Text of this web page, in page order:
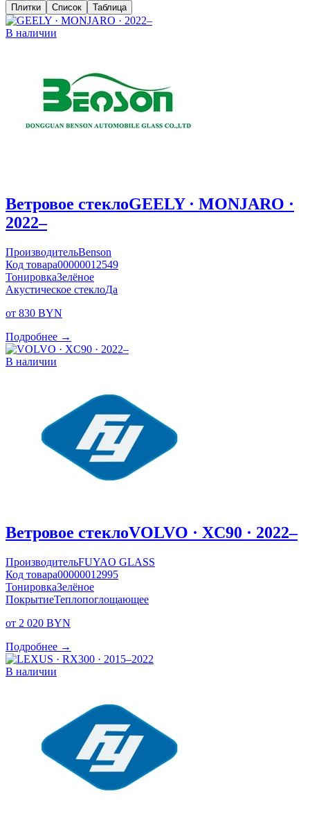
Плитки Список Таблица
В наличии
Ветровое стеклоGEELY · MONJARO ·
2022–
ПроизводительBenson
Код товара00000012549
ТонировкаЗелёное
Акустическое стеклоДа
от 830 BYN
Подробнее →
В наличии
Ветровое стеклоVOLVO · XC90 · 2022–
ПроизводительFUYAO GLASS
Код товара00000012995
ТонировкаЗелёное
ПокрытиеТеплопоглощающее
от 2 020 BYN
Подробнее →
В наличии